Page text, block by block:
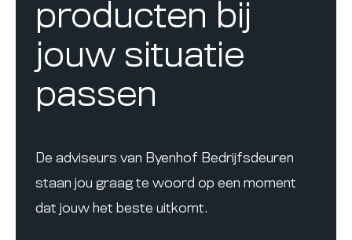
producten bij
jouw situatie
passen
De adviseurs van Byenhof Bedrijfsdeuren
staan jou graag te woord op een moment
dat jouw het beste uitkomt.